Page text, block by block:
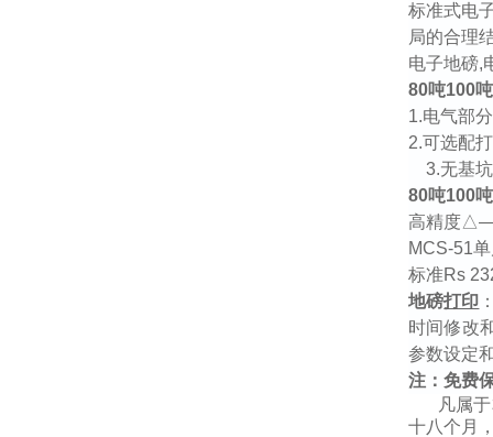
标准式电
局的合理
电子地磅,
80吨100吨
1.电气部
2.可选配
3.无基
80吨100吨
高精度
MCS-51
标准Rs
地磅打印
时间修改
参数设定
注：免费
凡属
十八个月